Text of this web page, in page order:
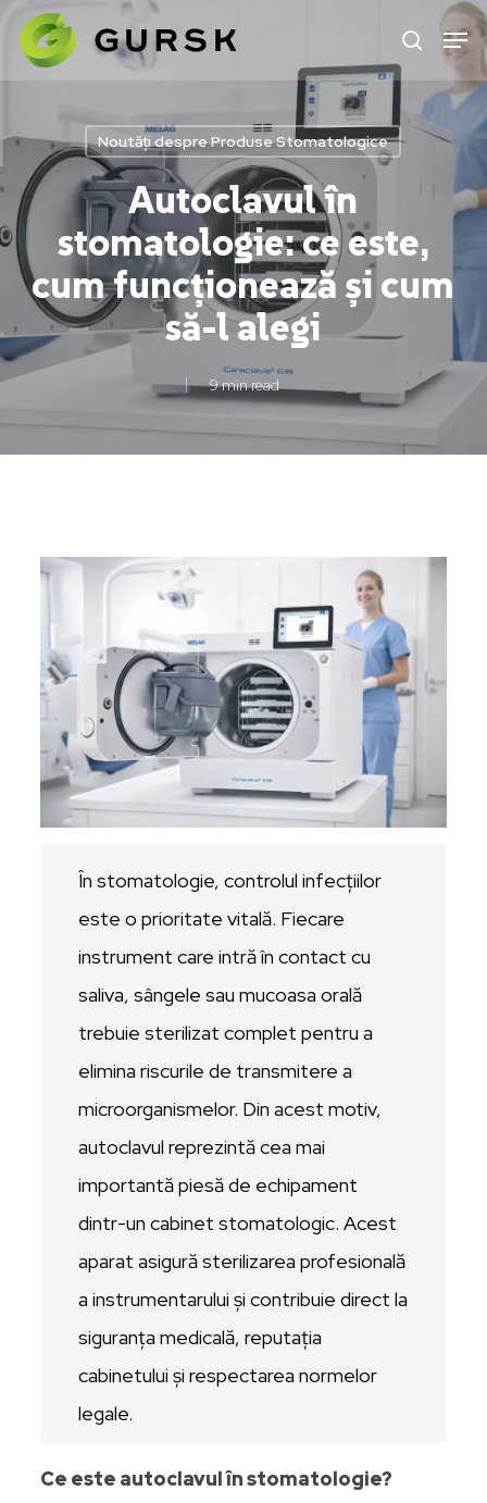
Noutăți despre Produse Stomatologice
Autoclavul în
stomatologie: ce este,
cum funcționează și cum
să-l alegi
9 min read
În stomatologie, controlul infecțiilor
este o prioritate vitală. Fiecare
instrument care intră în contact cu
saliva, sângele sau mucoasa orală
trebuie sterilizat complet pentru a
elimina riscurile de transmitere a
microorganismelor. Din acest motiv,
autoclavul reprezintă cea mai
importantă piesă de echipament
dintr-un cabinet stomatologic. Acest
aparat asigură sterilizarea profesională
a instrumentarului și contribuie direct la
siguranța medicală, reputația
cabinetului și respectarea normelor
legale.
Ce este autoclavul în stomatologie?